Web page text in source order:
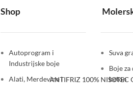
ANTIFRIZ 100% NISOTEC
Shop
Autoprogram i
Industrijske boje
Alati, Merdevine i
Suva
Boje
beton